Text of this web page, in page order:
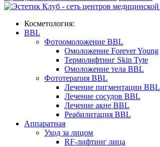
Косметология:
BBL
Фотоомоложение BBL
Омоложение Forever Young
Термолифтинг Skin Tyte
Омоложение тела BBL
Фототерапия BBL
Лечение пигментации BBL
Лечение сосудов BBL
Лечение акне BBL
Реабилитация BBL
Аппаратная
Уход за лицом
RF-лифтинг лица